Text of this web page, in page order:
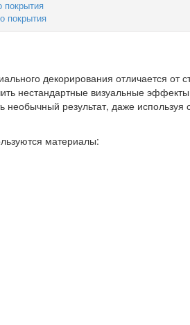
покрытия
покрытия
декорирования отличается от
нестандартные визуальные
результат, даже используя
материалы: